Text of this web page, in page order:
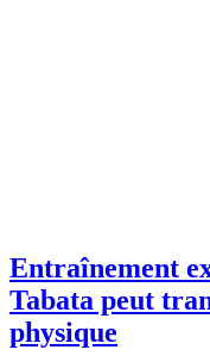
Entraînement
Tabata peut
physique